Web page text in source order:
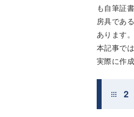
も自筆証
房具であ
あります。
本記事で
実際に作
2